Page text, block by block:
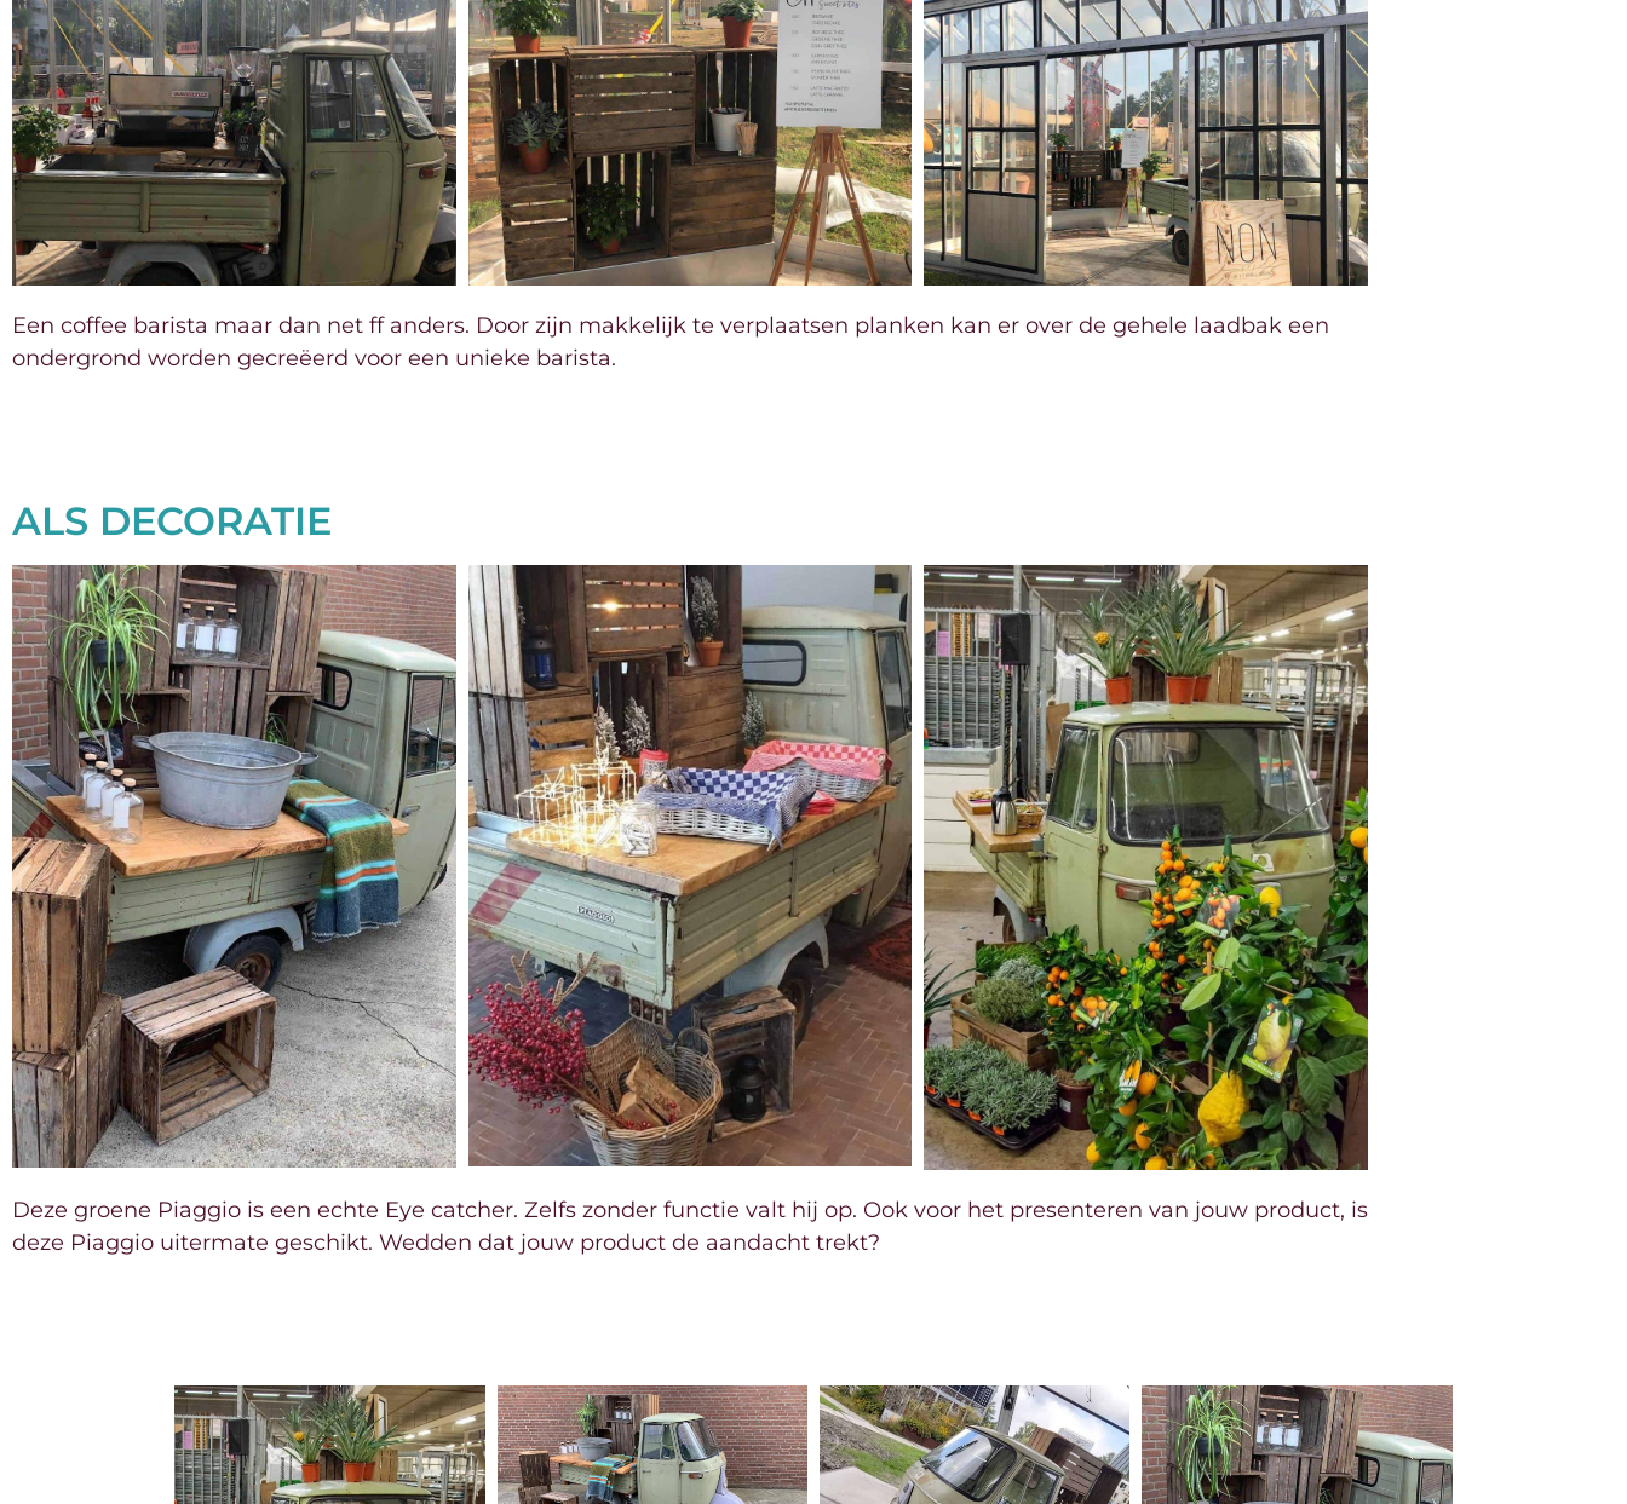
Een coffee barista maar dan net ff anders. Door zijn makkelijk te verplaatsen planken kan er over de gehele laadbak een
ondergrond worden gecreëerd voor een unieke barista.
ALS DECORATIE
Deze groene Piaggio is een echte Eye catcher. Zelfs zonder functie valt hij op. Ook voor het presenteren van jouw product, is
deze Piaggio uitermate geschikt. Wedden dat jouw product de aandacht trekt?